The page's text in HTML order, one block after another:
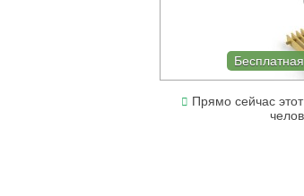
Прямо сейчас